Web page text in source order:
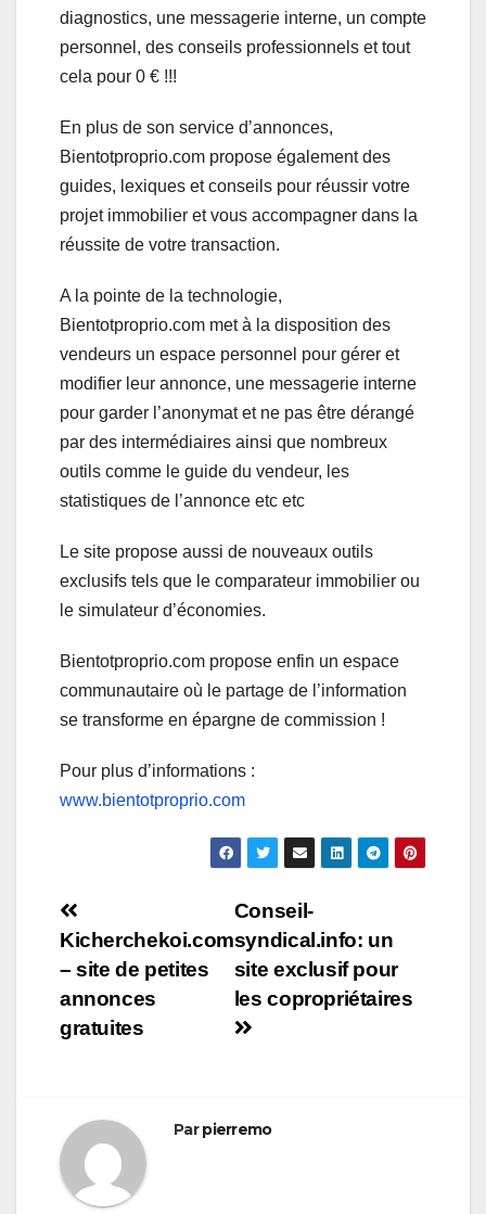
diagnostics, une messagerie interne, un compte
personnel, des conseils professionnels et tout
cela pour 0 € !!!
En plus de son service d’annonces,
Bientotproprio.com propose également des
guides, lexiques et conseils pour réussir votre
projet immobilier et vous accompagner dans la
réussite de votre transaction.
A la pointe de la technologie,
Bientotproprio.com met à la disposition des
vendeurs un espace personnel pour gérer et
modifier leur annonce, une messagerie interne
pour garder l’anonymat et ne pas être dérangé
par des intermédiaires ainsi que nombreux
outils comme le guide du vendeur, les
statistiques de l’annonce etc etc
Le site propose aussi de nouveaux outils
exclusifs tels que le comparateur immobilier ou
le simulateur d’économies.
Bientotproprio.com propose enfin un espace
communautaire où le partage de l’information
se transforme en épargne de commission !
Pour plus d’informations :
www.bientotproprio.com
Navigation
de
l’article
Conseil-
syndical.info: un
site exclusif pour
les copropriétaires
Kicherchekoi.com
– site de petites
annonces
gratuites
Parpierremo